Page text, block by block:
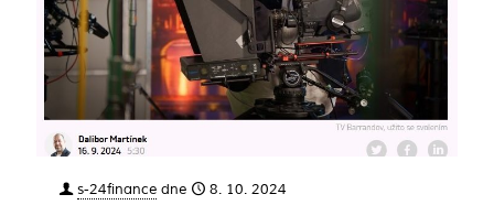
s-24finance dne 8. 10. 2024